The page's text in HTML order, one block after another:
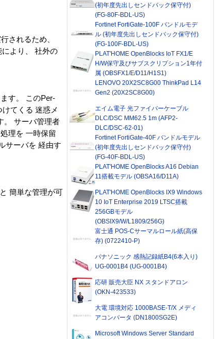
されるため、
より、 社外の
す。 このPer-
てくる 迷惑メ
。 サーバ管理者
理を 一時保留
サーバを 経由す
簡単な管理が可
(初年度先出しセンドバック保守付)
(FG-80F-BDL-US)
Fortinet FortiGate-100F バンドルモデ
ル (初年度先出しセンドバック保守付)
(FG-100F-BDL-US)
PLAT'HOME OpenBlocks IoT FX1/E
H/W保守及びサブスクリプション1年付
属 (OBSFX1/E/D11/H1S1)
LENOVO 20X2SC8G00 ThinkPad L14
Gen2 (20X2SC8G00)
エイム電子 光ファイバーケーブル
DLC/DSC MM62.5 1m (AFP2-
DLC/DSC-62-01)
Fortinet FortiGate-40F バンドルモデル
(初年度先出しセンドバック保守付)
(FG-40F-BDL-US)
PLAT'HOME OpenBlocks A16 Debian
11搭載モデル (OBSA16/D11A)
PLAT'HOME OpenBlocks IX9 Windows
10 IoT Enterprise 2019 LTSC搭載
256GBモデル
(OBSIX9/W/L1809/256G)
富士通 POS-Cサーマルロール紙(高保
存) (0722410-P)
パナソニック 感熱記録紙B4(6本入り)
UG-0001B4 (UG-0001B4)
応研 販売大臣 NX スタンドアロン
(OKN-423533)
大電 環境対応 1000BASE-T/X メディ
アコンバータ (DN1800SG2E)
Microsoft Windows Server Standard